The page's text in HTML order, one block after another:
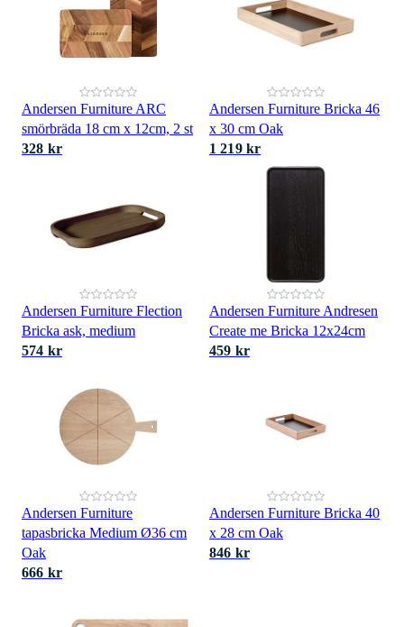
Andersen Furniture ARC
smörbräda 18 cm x 12cm, 2 st
328 kr
Andersen Furniture Bricka 46
x 30 cm Oak
1 219 kr
Andersen Furniture Flection
Bricka ask, medium
574 kr
Andersen Furniture Andresen
Create me Bricka 12x24cm
459 kr
Andersen Furniture
tapasbricka Medium Ø36 cm
Oak
666 kr
Andersen Furniture Bricka 40
x 28 cm Oak
846 kr